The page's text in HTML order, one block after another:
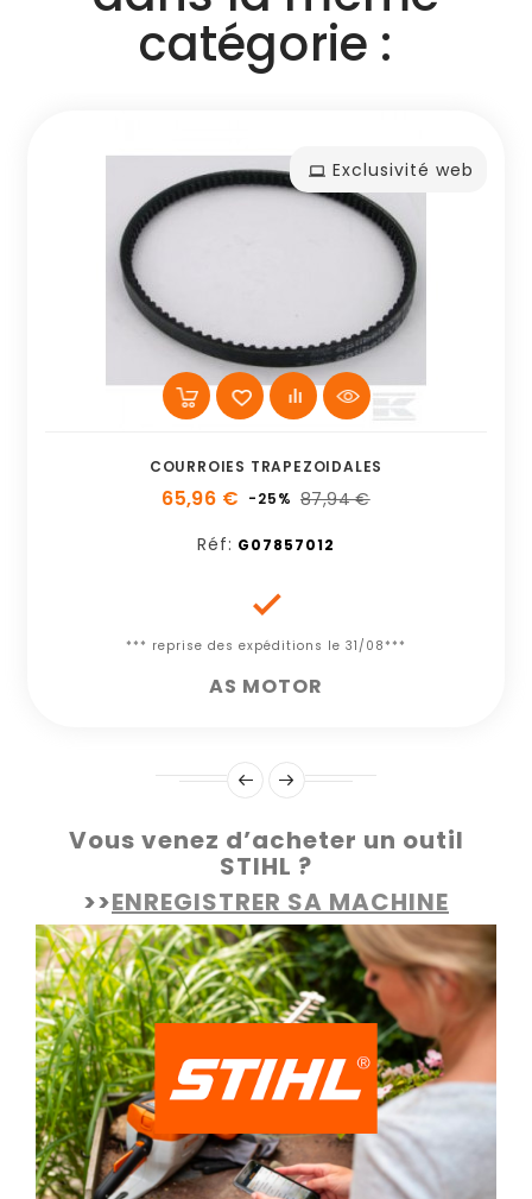
catégorie :
Exclusivité web
COURROIES TRAPEZOIDALES
65,96 € -25% 87,94 €
Réf: G07857012

*** reprise des expéditions le 31/08***
AS MOTOR
Vous venez d’acheter un outil
STIHL ?
>>ENREGISTRER SA MACHINE